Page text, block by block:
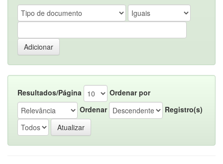
Resultados/Página
Ordenar por
Ordenar
Registro(s)